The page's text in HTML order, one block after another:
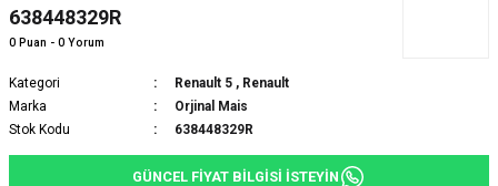
638448329R
0 Puan - 0 Yorum
Kategori Renault 5 , Renault
Marka
Orjinal Mais
Stok Kodu
638448329R
GÜNCEL FİYAT BİLGİSİ İSTEYİN